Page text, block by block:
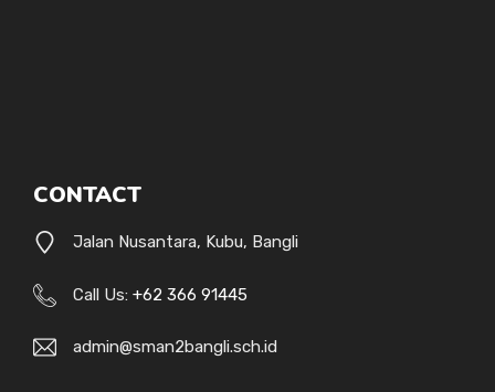
CONTACT
Jalan Nusantara, Kubu, Bangli
Call Us: +62 366 91445
admin@sman2bangli.sch.id